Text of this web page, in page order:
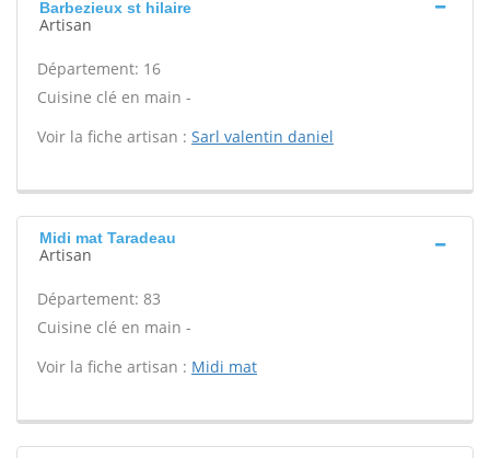
Barbezieux st hilaire
Artisan
Département: 16
Cuisine clé en main -
Voir la fiche artisan : Sarl valentin daniel
Midi mat Taradeau
Artisan
Département: 83
Cuisine clé en main -
Voir la fiche artisan : Midi mat